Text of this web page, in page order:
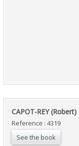
‎CAPOT-REY (Robert)‎
Reference : 4319
See the book